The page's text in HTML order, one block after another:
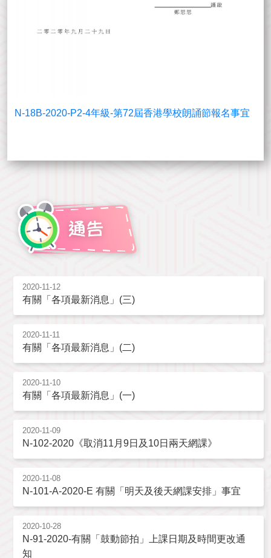
N-18B-2020-P2-4年級-第72屆香港學校朗誦節報名事宜
2020-11-12
有關「各項最新消息」(三)
2020-11-11
有關「各項最新消息」(二)
2020-11-10
有關「各項最新消息」(一)
2020-11-09
N-102-2020《取消11月9日及10日兩天網課》
2020-11-08
N-101-A-2020-E 有關「明天及後天網課安排」事宜
2020-10-28
N-91-2020-有關「鼓動節拍」上課日期及時間更改通
知